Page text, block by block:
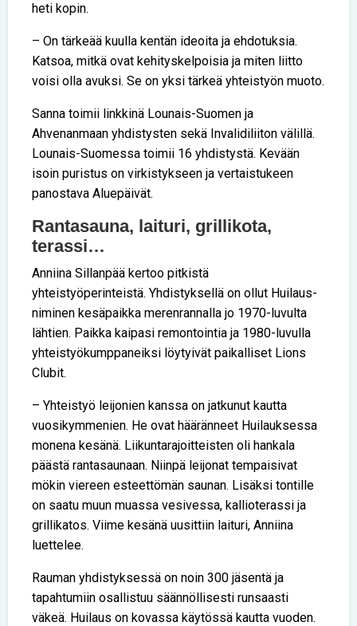
heti kopin.
– On tärkeää kuulla kentän ideoita ja ehdotuksia.
Katsoa, mitkä ovat kehityskelpoisia ja miten liitto
voisi olla avuksi. Se on yksi tärkeä yhteistyön muoto.
Sanna toimii linkkinä Lounais-Suomen ja
Ahvenanmaan yhdistysten sekä Invalidiliiton välillä.
Lounais-Suomessa toimii 16 yhdistystä. Kevään
isoin puristus on virkistykseen ja vertaistukeen
panostava Aluepäivät.
Rantasauna, laituri, grillikota,
terassi…
Anniina Sillanpää kertoo pitkistä
yhteistyöperinteistä. Yhdistyksellä on ollut Huilaus-
niminen kesäpaikka merenrannalla jo 1970-luvulta
lähtien. Paikka kaipasi remontointia ja 1980-luvulla
yhteistyökumppaneiksi löytyivät paikalliset Lions
Clubit.
– Yhteistyö leijonien kanssa on jatkunut kautta
vuosikymmenien. He ovat hääränneet Huilauksessa
monena kesänä. Liikuntarajoitteisten oli hankala
päästä rantasaunaan. Niinpä leijonat tempaisivat
mökin viereen esteettömän saunan. Lisäksi tontille
on saatu muun muassa vesivessa, kallioterassi ja
grillikatos. Viime kesänä uusittiin laituri, Anniina
luettelee.
Rauman yhdistyksessä on noin 300 jäsentä ja
tapahtumiin osallistuu säännöllisesti runsaasti
väkeä. Huilaus on kovassa käytössä kautta vuoden.